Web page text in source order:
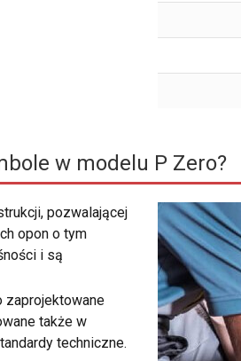
w modelu P Zero?
pozwalającej
opon o tym
i są
zaprojektowane
także w
techniczne.